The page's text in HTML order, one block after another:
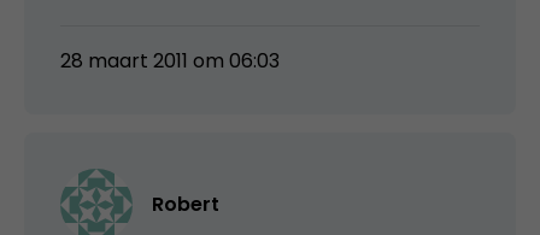
28 maart 2011 om 06:03
Robert